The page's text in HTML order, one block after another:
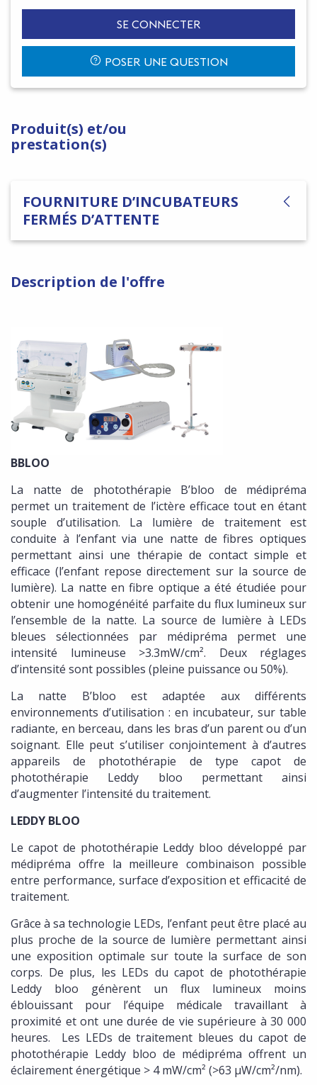
SE CONNECTER
POSER UNE QUESTION
Produit(s) et/ou
prestation(s)
FOURNITURE D’INCUBATEURS
FERMÉS D’ATTENTE
Description de l'offre
BBLOO
La natte de photothérapie B’bloo de médipréma
permet un traitement de l’ictère efficace tout en étant
souple d’utilisation. La lumière de traitement est
conduite à l’enfant via une natte de fibres optiques
permettant ainsi une thérapie de contact simple et
efficace (l’enfant repose directement sur la source de
lumière). La natte en fibre optique a été étudiée pour
obtenir une homogénéité parfaite du flux lumineux sur
l’ensemble de la natte. La source de lumière à LEDs
bleues sélectionnées par médipréma permet une
intensité lumineuse >3.3mW/cm². Deux réglages
d’intensité sont possibles (pleine puissance ou 50%).
La natte B’bloo est adaptée aux différents
environnements d’utilisation : en incubateur, sur table
radiante, en berceau, dans les bras d’un parent ou d’un
soignant. Elle peut s’utiliser conjointement à d’autres
appareils de photothérapie de type capot de
photothérapie Leddy bloo permettant ainsi
d’augmenter l’intensité du traitement.
LEDDY BLOO
Le capot de photothérapie Leddy bloo développé par
médipréma offre la meilleure combinaison possible
entre performance, surface d’exposition et efficacité de
traitement.
Grâce à sa technologie LEDs, l’enfant peut être placé au
plus proche de la source de lumière permettant ainsi
une exposition optimale sur toute la surface de son
corps. De plus, les LEDs du capot de photothérapie
Leddy bloo génèrent un flux lumineux moins
éblouissant pour l’équipe médicale travaillant à
proximité et ont une durée de vie supérieure à 30 000
heures. Les LEDs de traitement bleues du capot de
photothérapie Leddy bloo de médipréma offrent un
éclairement énergétique > 4 mW/cm² (>63 µW/cm²/nm).